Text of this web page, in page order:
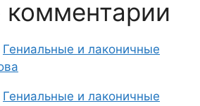
Гениальные и лаконичные
Гениальные и лаконичные